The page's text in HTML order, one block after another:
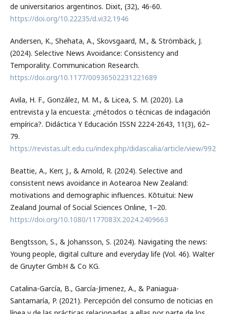
de universitarios argentinos. Dixit, (32), 46-60.
https://doi.org/10.22235/d.vi32.1946
Andersen, K., Shehata, A., Skovsgaard, M., & Strömbäck, J.
(2024). Selective News Avoidance: Consistency and
Temporality. Communication Research.
https://doi.org/10.1177/00936502231221689
Avila, H. F., González, M. M., & Licea, S. M. (2020). La
entrevista y la encuesta: ¿métodos o técnicas de indagación
empírica?. Didáctica Y Educación ISSN 2224-2643, 11(3), 62–
79.
https://revistas.ult.edu.cu/index.php/didascalia/article/view/992
Beattie, A., Kerr, J., & Arnold, R. (2024). Selective and
consistent news avoidance in Aotearoa New Zealand:
motivations and demographic influences. Kōtuitui: New
Zealand Journal of Social Sciences Online, 1–20.
https://doi.org/10.1080/1177083X.2024.2409663
Bengtsson, S., & Johansson, S. (2024). Navigating the news:
Young people, digital culture and everyday life (Vol. 46). Walter
de Gruyter GmbH & Co KG.
Catalina-García, B., García-Jimenez, A., & Paniagua-
Santamaría, P. (2021). Percepción del consumo de noticias en